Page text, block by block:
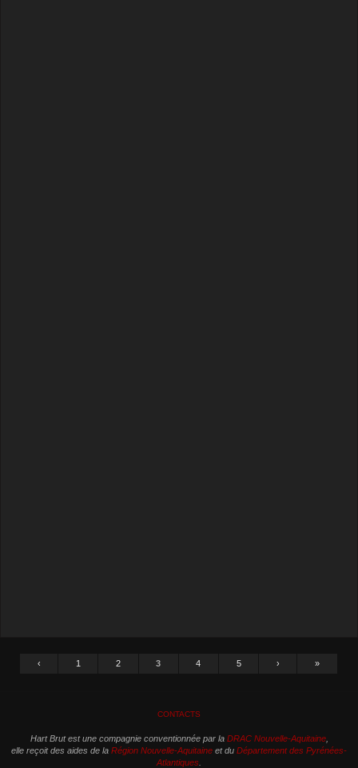
‹ 1 2 3 4 5 › »
CONTACTS
Hart Brut est une compagnie conventionnée par la DRAC Nouvelle-Aquitaine,
elle reçoit des aides de la Région Nouvelle-Aquitaine et du Département des Pyrénées-
Atlantiques